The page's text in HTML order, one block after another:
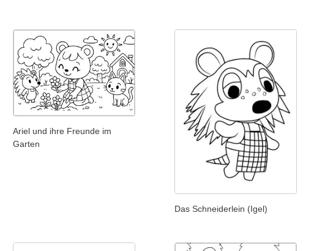
Ariel und ihre Freunde im
Garten
Das Schneiderlein (Igel)